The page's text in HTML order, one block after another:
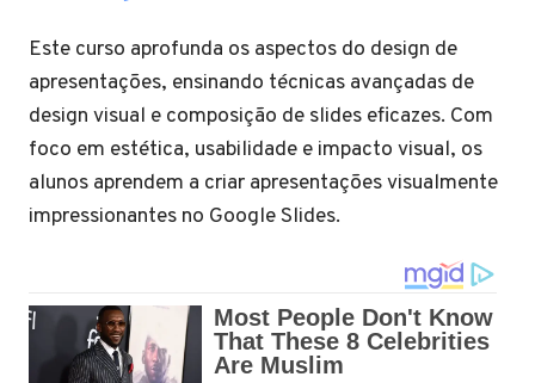
Este curso aprofunda os aspectos do design de
apresentações, ensinando técnicas avançadas de
design visual e composição de slides eficazes. Com
foco em estética, usabilidade e impacto visual, os
alunos aprendem a criar apresentações visualmente
impressionantes no Google Slides.